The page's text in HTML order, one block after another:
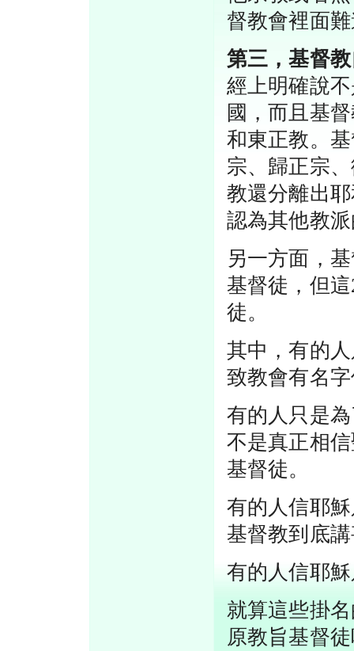
督教會裡面
第三，基督
經上明確說
國，而且基
和東正教。
宗、歸正宗
教還分離出
認為其他教
另一方面，
基督徒，但
徒。
其中，有的
致教會有名
有的人只是
不是真正相
基督徒。
有的人信耶
基督教到底
有的人信耶
就算這些掛
原教旨基督